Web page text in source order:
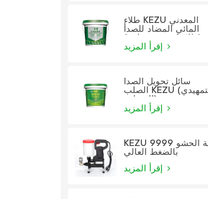
طلاء KEZU المعدني
المائي المضاد للصدأ
سائل تحويل الصدأ
الصلب KEZU (التمهيدي
KEZU 9999 آلة الحشو
بالضغط العالي